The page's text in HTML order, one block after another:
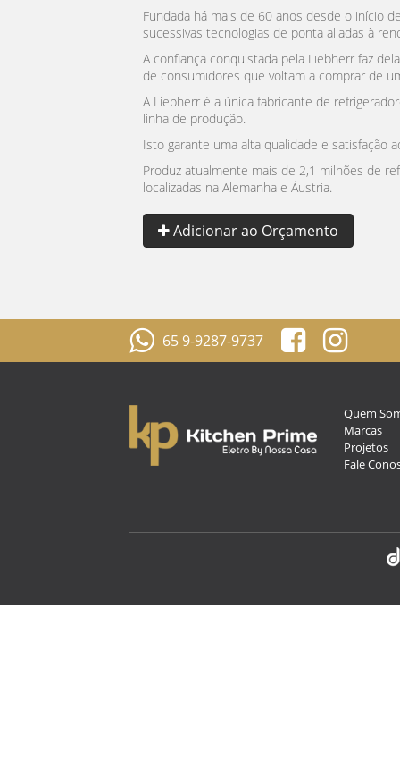
Fundada há mais de 60 anos desde o início
sucessivas tecnologias de ponta aliadas à
A confiança conquistada pela Liebherr faz
de consumidores que voltam a comprar de
A Liebherr é a única fabricante de
linha de produção.
Isto garante uma alta qualidade e satisfação
Produz atualmente mais de 2,1 milhões de
localizadas na Alemanha e Áustria.
Adicionar ao Orçamento
65 9-9287-9737
Quem
Marcas
Projetos
Fale